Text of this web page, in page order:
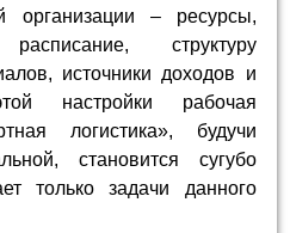
организации – ресурсы,
структуру
источники доходов и
настройки рабочая
логистика», будучи
становится сугубо
только задачи данного